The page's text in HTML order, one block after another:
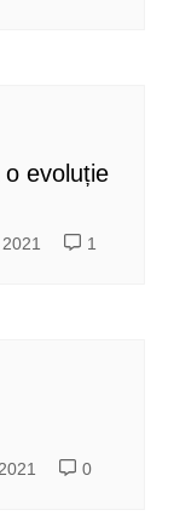
evoluție
1
0